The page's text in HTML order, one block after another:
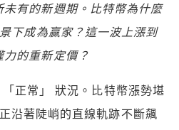
有的新週期。比特幣為什麼
下成為贏家？這一波上漲到
力的重新定價？
正常」 狀況。比特幣漲勢堪
沿著陡峭的直線軌跡不斷飆